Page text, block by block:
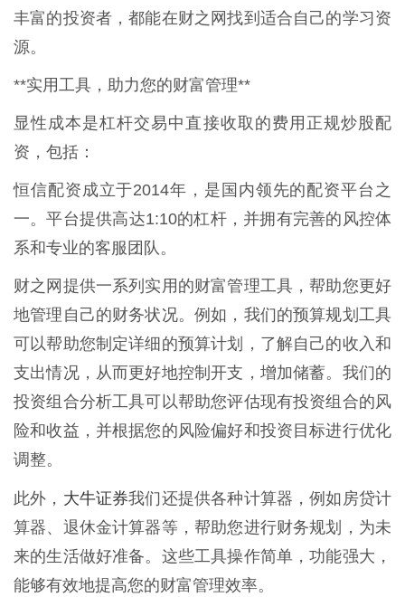
丰富的投资者，都能在财之网找到适合自己的学习资
源。
**实用工具，助力您的财富管理**
显性成本是杠杆交易中直接收取的费用正规炒股配
资，包括：
恒信配资成立于2014年，是国内领先的配资平台之
一。平台提供高达1:10的杠杆，并拥有完善的风控体
系和专业的客服团队。
财之网提供一系列实用的财富管理工具，帮助您更好
地管理自己的财务状况。例如，我们的预算规划工具
可以帮助您制定详细的预算计划，了解自己的收入和
支出情况，从而更好地控制开支，增加储蓄。我们的
投资组合分析工具可以帮助您评估现有投资组合的风
险和收益，并根据您的风险偏好和投资目标进行优化
调整。
此外， 大牛证券我们还提供各种计算器，例如房贷计
算器、退休金计算器等，帮助您进行财务规划，为未
来的生活做好准备。这些工具操作简单，功能强大，
能够有效地提高您的财富管理效率。